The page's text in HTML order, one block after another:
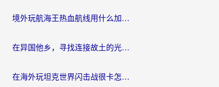
境外玩航海王热血航线用什么加速器？2026海外玩家实测最优方案（附欧洲问道堡垒前线加速技巧）
在异国他乡，寻找连接故土的光明大陆免费加速器
在海外玩坦克世界闪击战很卡怎么办？老玩家亲测有效的加速器选择指南